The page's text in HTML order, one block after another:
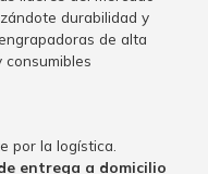
durabilidad y
de alta
por la logística.
entrega a domicilio